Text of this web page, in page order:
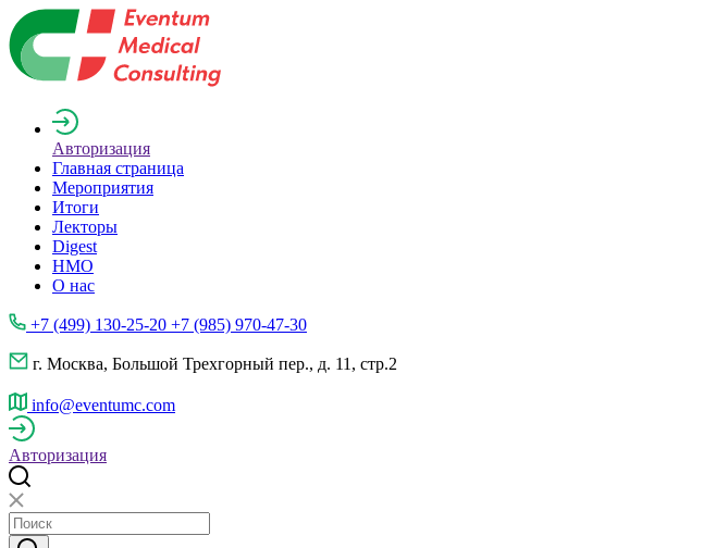
Авторизация
Главная страница
Мероприятия
Итоги
Лекторы
Digest
НМО
О нас
+7 (499) 130-25-20 +7 (985) 970-47-30
г. Москва, Большой Трехгорный пер., д. 11, стр.2
info@eventumc.com
Авторизация